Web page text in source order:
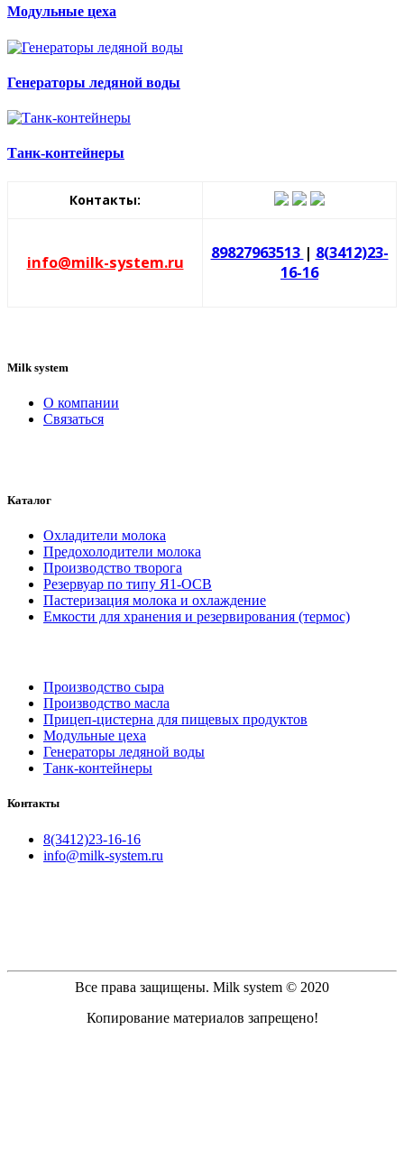
Модульные цеха
Генераторы ледяной воды
Танк-контейнеры
Контакты:
info@milk-system.ru 89827963513 | 8(3412)23-
16-16
Milk system
О компании
Связаться
Каталог
Охладители молока
Предохолодители молока
Производство творога
Резервуар по типу Я1-ОСВ
Пастеризация молока и охлаждение
Емкости для хранения и резервирования (термос)
Производство сыра
Производство масла
Прицеп-цистерна для пищевых продуктов
Модульные цеха
Генераторы ледяной воды
Танк-контейнеры
Контакты
8(3412)23-16-16
info@milk-system.ru
Все права защищены. Milk system © 2020
Копирование материалов запрещено!